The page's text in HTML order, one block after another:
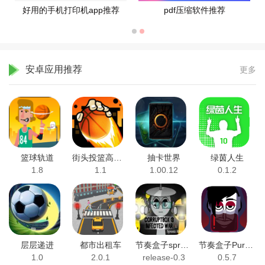
好用的手机打印机app推荐 pdf压缩软件推荐
安卓应用推荐 更多
篮球轨道
1.8
1.1
抽卡世界
1.00.12
绿茵人生
0.1.2
层层递进
1.0
都市出租车
2.0.1
节奏盒子sprunki热门合集
release-0.3
节奏盒子PurpleCity模组
0.5.7